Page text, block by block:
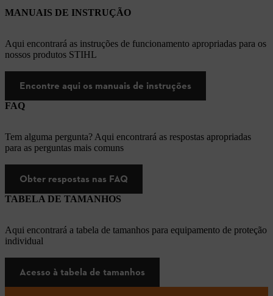
MANUAIS DE INSTRUÇÃO
Aqui encontrará as instruções de funcionamento apropriadas para os
nossos produtos STIHL
Encontre aqui os manuais de instruções
FAQ
Tem alguma pergunta? Aqui encontrará as respostas apropriadas
para as perguntas mais comuns
Obter respostas nas FAQ
TABELA DE TAMANHOS
Aqui encontrará a tabela de tamanhos para equipamento de proteção
individual
Acesso à tabela de tamanhos